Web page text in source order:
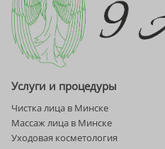
Услуги и процедуры
Чистка лица в Минске
Массаж лица в Минске
Уходовая косметология